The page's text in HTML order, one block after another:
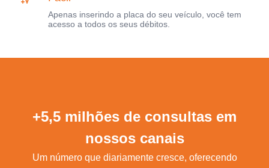
Apenas inserindo a placa do seu veículo, você tem
acesso a todos os seus débitos.
+5,5 milhões de consultas em
nossos canais
Um número que diariamente cresce, oferecendo